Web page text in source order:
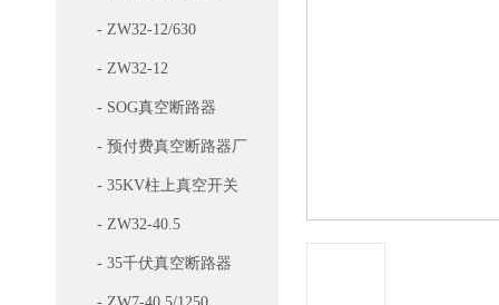
- ZW32-12/630
- ZW32-12
- SOG真空断路器
- 预付费真空断路器厂
- 35KV柱上真空开关
- ZW32-40.5
- 35千伏真空断路器